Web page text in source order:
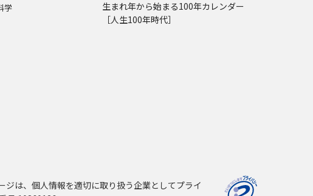
学
生まれ年から始まる100年カレンダー
［人生100年時代］
は、個人情報を適切に取り扱う企業としてプライ